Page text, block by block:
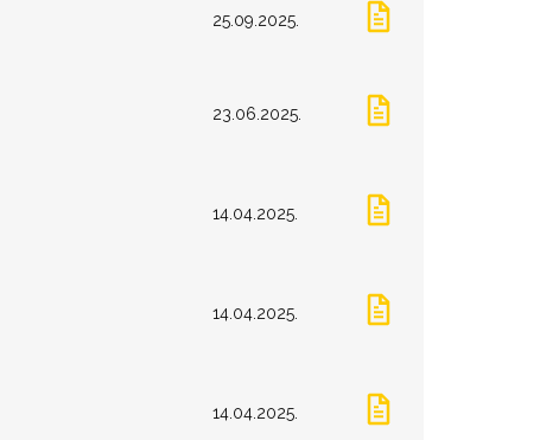
25.09.2025.
23.06.2025.
14.04.2025.
14.04.2025.
14.04.2025.